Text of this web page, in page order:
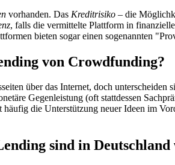
vorhanden. Das Kreditrisiko – die
, falls die vermittelte Plattform in
bieten sogar einen sogenannten
von Crowdfunding?
über das Internet, doch unterscheiden
Gegenleistung (oft stattdessen
die Unterstützung neuer Ideen im
sind in